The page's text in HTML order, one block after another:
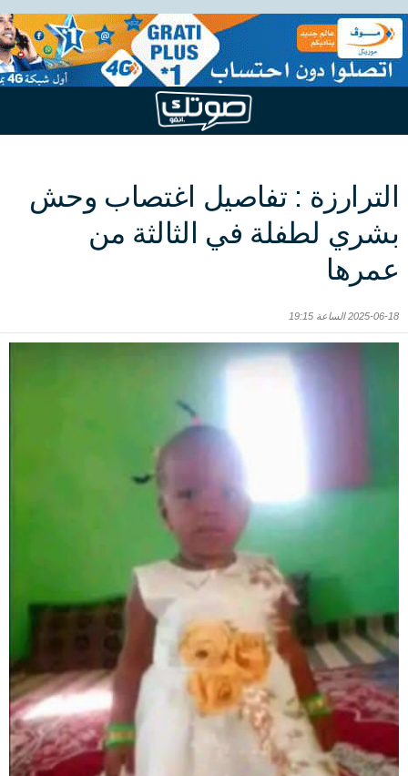
الترارزة : تفاصيل اغتصاب وحش
بشري لطفلة في الثالثة من
عمرها
2025-06-18 الساعة 19:15